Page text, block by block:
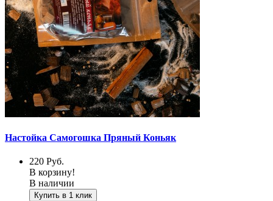
Настойка Самогошка Пряный Коньяк
220 Руб.
В корзину!
В наличии
Купить в 1 клик